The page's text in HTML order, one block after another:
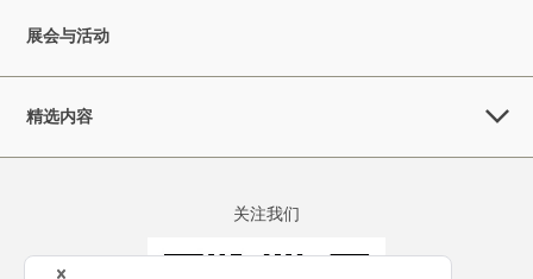
展会与活动
精选内容
关注我们